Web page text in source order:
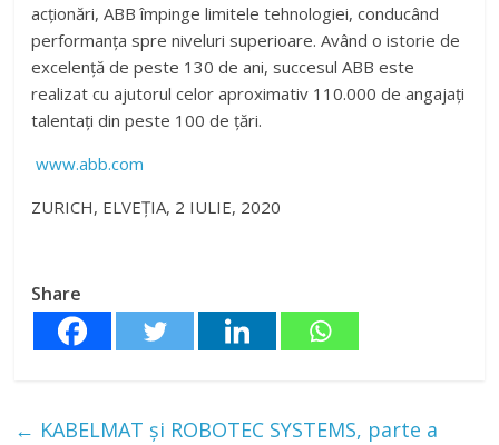
acționări, ABB împinge limitele tehnologiei, conducând
performanța spre niveluri superioare. Având o istorie de
excelență de peste 130 de ani, succesul ABB este
realizat cu ajutorul celor aproximativ 110.000 de angajați
talentați din peste 100 de țări.
www.abb.com
ZURICH, ELVEȚIA, 2 IULIE, 2020
Share
← KABELMAT și ROBOTEC SYSTEMS, parte a